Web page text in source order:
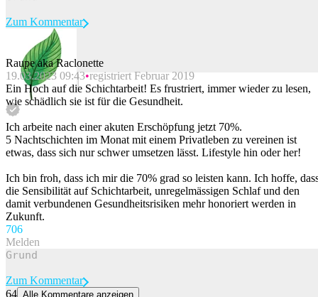
Beitrag melden
Zum Kommentar
Raupe aka Raclonette
19.03.2023 09:43 registriert Februar 2019
Ein Hoch auf die Schichtarbeit! Es frustriert, immer wieder zu lesen,
wie schädlich sie ist für die Gesundheit.
Ich arbeite nach einer akuten Erschöpfung jetzt 70%.
5 Nachtschichten im Monat mit einem Privatleben zu vereinen ist
etwas, dass sich nur schwer umsetzen lässt. Lifestyle hin oder her!
Ich bin froh, dass ich mir die 70% grad so leisten kann. Ich hoffe,
die Sensibilität auf Schichtarbeit, unregelmässigen Schlaf und den
damit verbundenen Gesundheitsrisiken mehr honoriert werden in
Zukunft.
706
Melden
Zum Kommentar
64 Alle Kommentare anzeigen